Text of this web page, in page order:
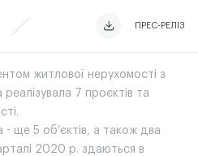
ПРЕС-РЕЛІЗ
ЧИТАТИ ІСТОРІЮ
житлової нерухомості з
7 проєктів та
- ще 5 об‘єктів, а також два
2020 р. здаються в